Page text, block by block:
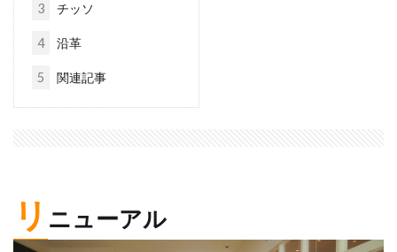
3 チッソ
4 沿革
5 関連記事
リ ニューアル